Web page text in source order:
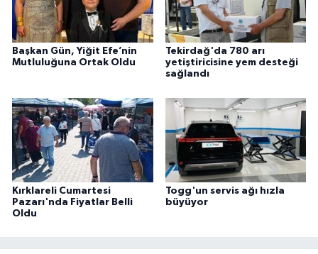
Başkan Gün, Yiğit Efe’nin
Mutluluğuna Ortak Oldu
Tekirdağ'da 780 arı
yetiştiricisine yem desteği
sağlandı
Kırklareli Cumartesi
Pazarı'nda Fiyatlar Belli
Oldu
Togg'un servis ağı hızla
büyüyor